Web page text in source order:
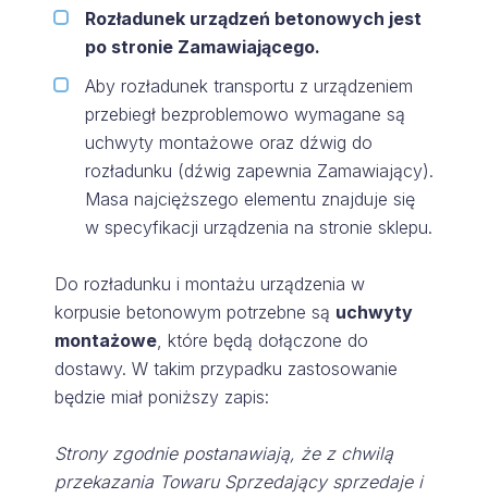
Rozładunek urządzeń betonowych jest
po stronie Zamawiającego.
Aby rozładunek transportu z urządzeniem
przebiegł bezproblemowo wymagane są
uchwyty montażowe oraz dźwig do
rozładunku (dźwig zapewnia Zamawiający).
Masa najcięższego elementu znajduje się
w specyfikacji urządzenia na stronie sklepu.
Do rozładunku i montażu urządzenia w
korpusie betonowym potrzebne są uchwyty
montażowe, które będą dołączone do
dostawy. W takim przypadku zastosowanie
będzie miał poniższy zapis:
Strony zgodnie postanawiają, że z chwilą
przekazania Towaru Sprzedający sprzedaje i